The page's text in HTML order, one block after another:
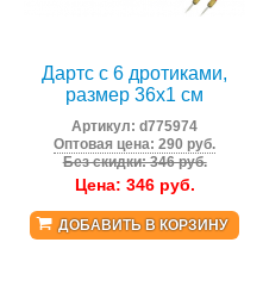
Дартс с 6 дротиками,
размер 36х1 см
Артикул:d775974
Оптовая цена: 290 руб.
Без скидки: 346 руб.
Цена: 346руб.
ДОБАВИТЬ В КОРЗИНУ